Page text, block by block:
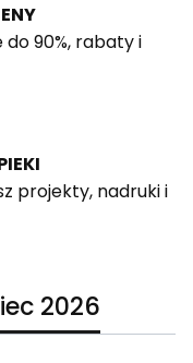
do 90%, rabaty i
projekty, nadruki i
2026